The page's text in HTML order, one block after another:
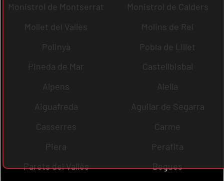
Monistrol de Montserrat
Monistrol de Calders
Mollet del Vallès
Molins de Rei
Polinyà
Pobla de Lillet
Pineda de Mar
Castellbisbal
Alpens
Alella
Aiguafreda
Aguilar de Segarra
Casserres
Carme
Piera
Perafita
Parets del Vallès
Begues